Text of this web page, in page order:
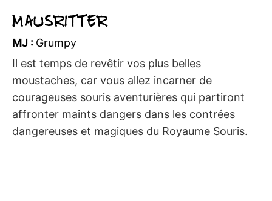
Mausritter
MJ : Grumpy
Il est temps de revêtir vos plus belles
moustaches, car vous allez incarner de
courageuses souris aventurières qui partiront
affronter maints dangers dans les contrées
dangereuses et magiques du Royaume Souris.